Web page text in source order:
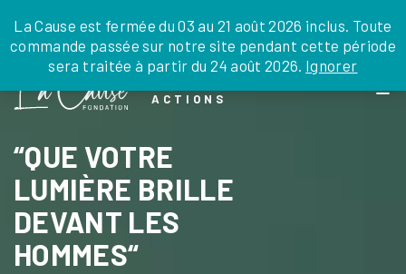
to
the
La Cause est fermée du 03 au 21 août 2026 inclus. Toute
commande passée sur notre site pendant cette période
sera traitée à partir du 24 août 2026. Ignorer
JE DONNE JE PARRAINE NOUS SOUTENIR
DEPUIS LA FRANCE
DEPUIS L’INTERNATIONAL
EN TANT QU’ORGANISATION
0 ARTICLE
ACTIONS
“QUE VOTRE
LUMIÈRE BRILLE
DEVANT LES
HOMMES“